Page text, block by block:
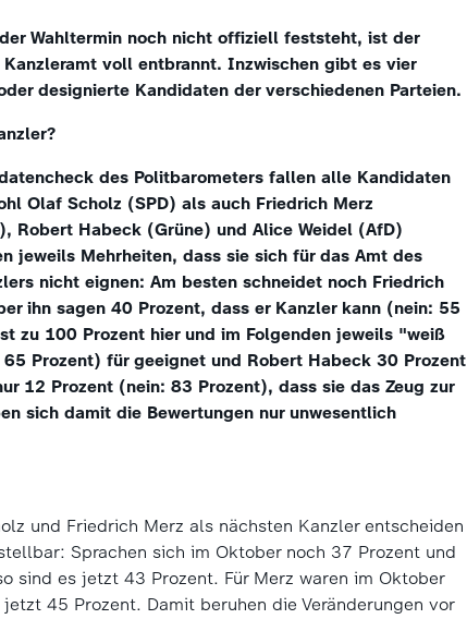
Wahltermin noch nicht offiziell feststeht, ist der
Kanzleramt voll entbrannt. Inzwischen gibt es vier
designierte Kandidaten der verschiedenen Parteien.
des Politbarometers fallen alle Kandidaten
Olaf Scholz (SPD) als auch Friedrich Merz
Robert Habeck (Grüne) und Alice Weidel (AfD)
jeweils Mehrheiten, dass sie sich für das Amt des
nicht eignen: Am besten schneidet noch Friedrich
ihn sagen 40 Prozent, dass er Kanzler kann (nein: 55
zu 100 Prozent hier und im Folgenden jeweils "weiß
Prozent) für geeignet und Robert Habeck 30 Prozent
12 Prozent (nein: 83 Prozent), dass sie das Zeug zur
sich damit die Bewertungen nur unwesentlich
und Friedrich Merz als nächsten Kanzler entscheiden
Sprachen sich im Oktober noch 37 Prozent und
sind es jetzt 43 Prozent. Für Merz waren im Oktober
45 Prozent. Damit beruhen die Veränderungen vor